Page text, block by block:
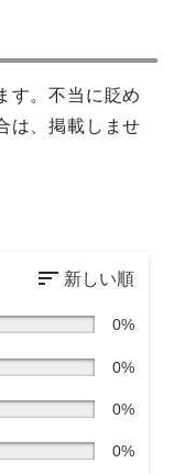
す。不当に貶め
は、掲載しませ
0%
0%
0%
0%